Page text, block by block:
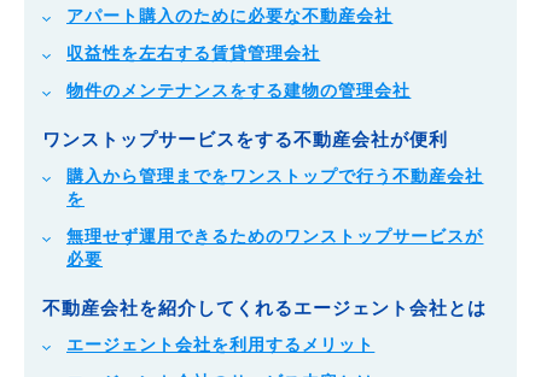
アパート購入のために必要な不動産会社
収益性を左右する賃貸管理会社
物件のメンテナンスをする建物の管理会社
ワンストップサービスをする不動産会社が便利
購入から管理までをワンストップで行う不動産会社
を
無理せず運用できるためのワンストップサービスが
必要
不動産会社を紹介してくれるエージェント会社とは
エージェント会社を利用するメリット